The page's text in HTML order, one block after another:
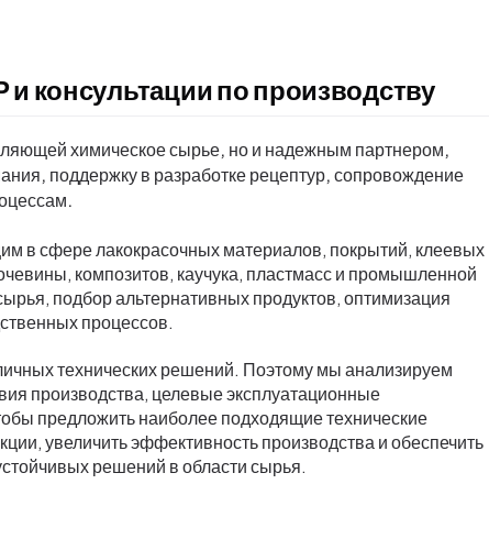
консультации по производству
химическое сырье, но и надежным партнером,
поддержку в разработке рецептур, сопровождение
в сфере лакокрасочных материалов, покрытий, клеевых
композитов, каучука, пластмасс и промышленной
подбор альтернативных продуктов, оптимизация
процессов.
технических решений. Поэтому мы анализируем
производства, целевые эксплуатационные
предложить наиболее подходящие технические
увеличить эффективность производства и обеспечить
решений в области сырья.